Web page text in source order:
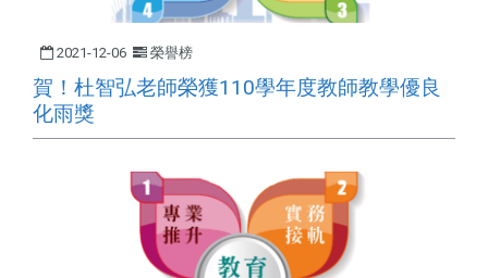
2021-12-06 榮譽榜
賀！杜智弘老師榮獲110學年度教師教學優良
化雨獎